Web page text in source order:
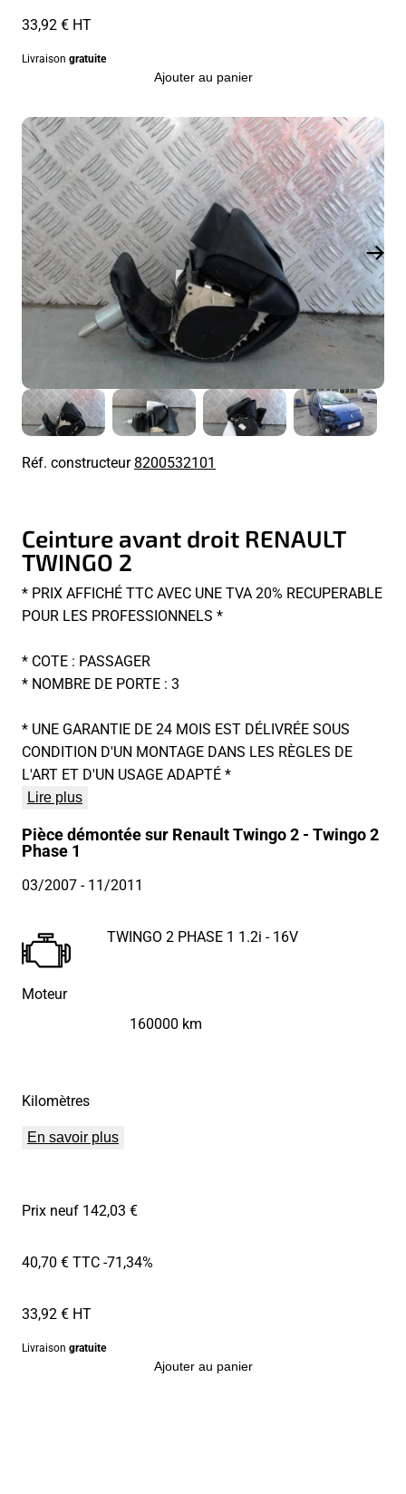
33,92 € HT
Livraison gratuite
Ajouter au panier
Réf. constructeur8200532101
Ceinture avant droit RENAULT
TWINGO 2
* PRIX AFFICHÉ TTC AVEC UNE TVA 20% RECUPERABLE
POUR LES PROFESSIONNELS *
* COTE : PASSAGER
* NOMBRE DE PORTE : 3
* UNE GARANTIE DE 24 MOIS EST DÉLIVRÉE SOUS
CONDITION D'UN MONTAGE DANS LES RÈGLES DE
L'ART ET D'UN USAGE ADAPTÉ *
Lire plus
Pièce démontée sur Renault Twingo 2 - Twingo 2
Phase 1
03/2007- 11/2011
Moteur
TWINGO 2 PHASE 1 1.2i - 16V
Kilomètres
160000 km
En savoir plus
Prix neuf 142,03 €
40,70 € TTC-71,34%
33,92 € HT
Livraison gratuite
Ajouter au panier